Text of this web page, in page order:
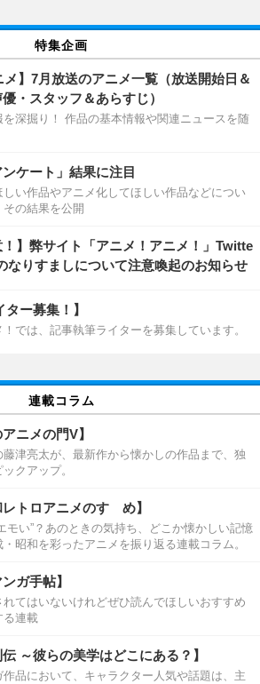
特集企画
メ】7月放送のアニメ一覧（放送開始日＆
・スタッフ＆あらすじ）
を深掘り！ 作品の基本情報や関連ニュースを随
ケート」結果に注目
い作品やアニメ化してほしい作品などについ
の結果を公開
！】弊サイト「アニメ！アニメ！」Twitte
なりすましについて注意喚起のお知らせ
ター募集！】
では、記事執筆ライターを募集しています。
連載コラム
ニメの門V】
藤津亮太が、最新作から懐かしの作品まで、独
クアップ。
レトロアニメのすゝめ】
モい”？あのときの気持ち、どこか懐かしい記憶
昭和を彩ったアニメを振り返る連載コラム。
ガ手帖】
れてはいないけれどぜひ読んでほしいおすすめ
る連載
伝 ～彼らの美学はどこにある？】
作品において、キャラクター人気や話題は、主